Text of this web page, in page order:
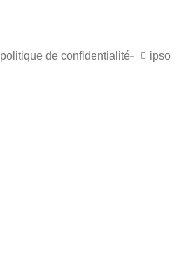
politique de confidentialité ipso